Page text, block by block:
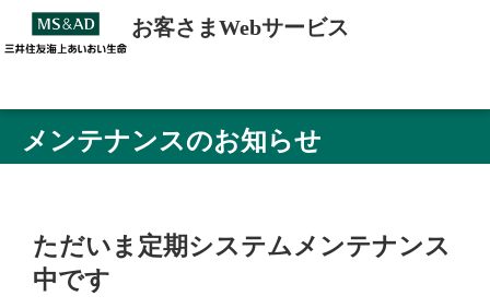
お客さまWebサービス
メンテナンスのお知らせ
ただいま定期システムメンテナンス
中です